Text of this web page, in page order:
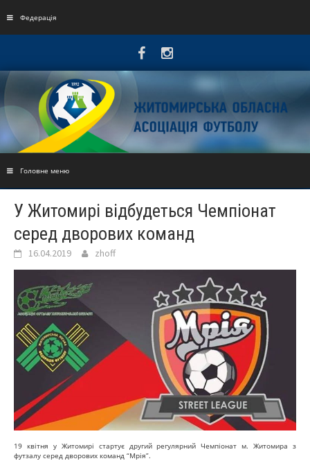
Федерація
Головне меню
У Житомирі відбудеться Чемпіонат
серед дворових команд
16.04.2019 zhoff
19 квітня у Житомирі стартує другий регулярний Чемпіонат м. Житомира з
футзалу серед дворових команд “Мрія”.